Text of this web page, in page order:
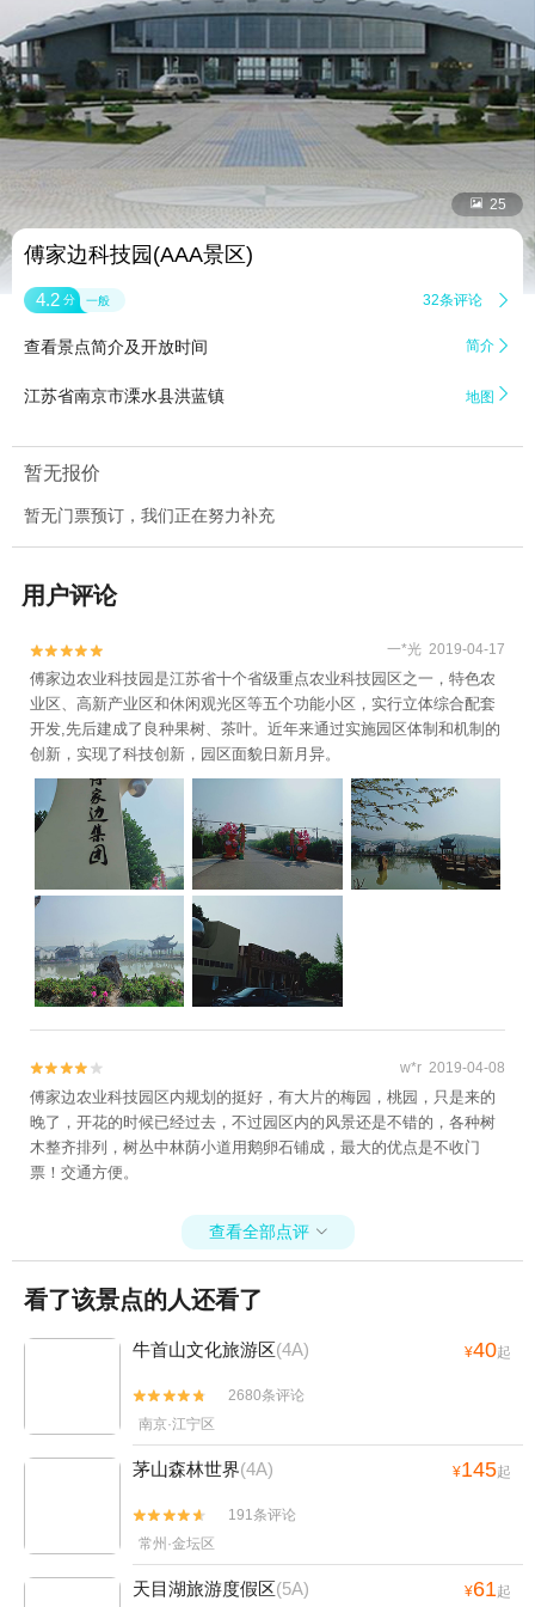
 25
傅家边科技园(AAA景区)
4.2 分 一般 32条评论 
查看景点简介及开放时间 简介 
江苏省南京市溧水县洪蓝镇 地图 
暂无报价
暂无门票预订，我们正在努力补充
用户评论

 一*光 2019-04-17
傅家边农业科技园是江苏省十个省级重点农业科技园区之一，特色农
业区、高新产业区和休闲观光区等五个功能小区，实行立体综合配套
开发,先后建成了良种果树、茶叶。近年来通过实施园区体制和机制的
创新，实现了科技创新，园区面貌日新月异。

 w*r 2019-04-08
傅家边农业科技园区内规划的挺好，有大片的梅园，桃园，只是来的
晚了，开花的时候已经过去，不过园区内的风景还是不错的，各种树
木整齐排列，树丛中林荫小道用鹅卵石铺成，最大的优点是不收门
票！交通方便。
查看全部点评 
看了该景点的人还看了
牛首山文化旅游区(4A) ¥40起


2680条评论
南京·江宁区
茅山森林世界(4A) ¥145起


191条评论
常州·金坛区
天目湖旅游度假区(5A) ¥61起
